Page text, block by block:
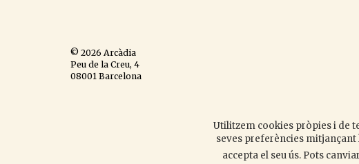
© 2026 Arcàdia
Peu de la Creu, 4
08001 Barcelona
política de privacitat,
Utilitzem cookies pròpies i de
seves preferències mitjançant
accepta el seu ús. Pots